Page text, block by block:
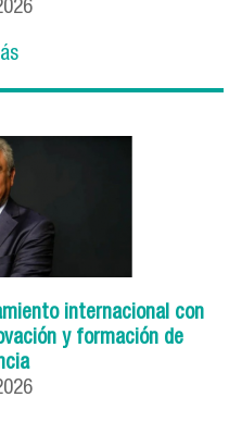
internacional con
y formación de